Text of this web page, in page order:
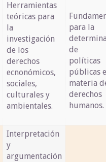
Herramientas
teóricas para
la
investigación
de los
derechos
ecnonómicos,
sociales,
culturales y
ambientales.
para la
de
políticas
públicas
materia
derechos
humanos.
Interpretación
y
argumentación